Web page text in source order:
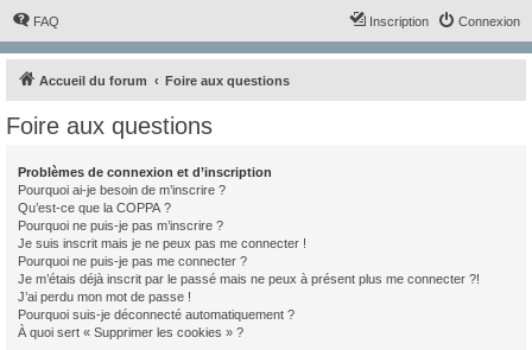
FAQ Connexion
Inscription
Accueil du forum Foire aux questions
Foire aux questions
Problèmes de connexion et d’inscription
Pourquoi ai-je besoin de m’inscrire ?
Qu’est-ce que la COPPA ?
Pourquoi ne puis-je pas m’inscrire ?
Je suis inscrit mais je ne peux pas me connecter !
Pourquoi ne puis-je pas me connecter ?
Je m’étais déjà inscrit par le passé mais ne peux à présent plus me connecter ?!
J’ai perdu mon mot de passe !
Pourquoi suis-je déconnecté automatiquement ?
À quoi sert « Supprimer les cookies » ?